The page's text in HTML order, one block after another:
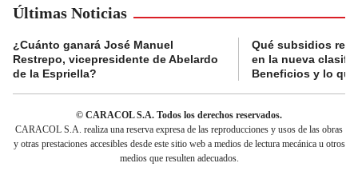
Últimas Noticias
¿Cuánto ganará José Manuel
Restrepo, vicepresidente de Abelardo
de la Espriella?
Qué subsidios
en la nueva
Beneficios y lo
© CARACOL S.A. Todos los derechos reservados.
CARACOL S.A. realiza una reserva expresa de las reproducciones y usos de las obras
y otras prestaciones accesibles desde este sitio web a medios de lectura mecánica u otros
medios que resulten adecuados.